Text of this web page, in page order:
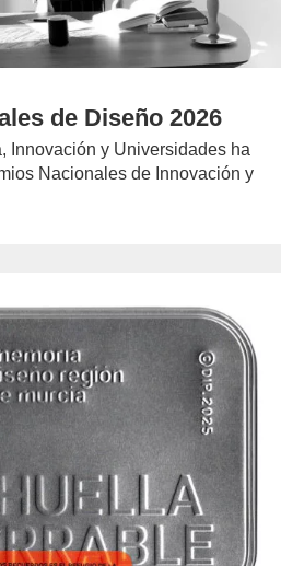
de Diseño 2026
Innovación y Universidades ha
Nacionales de Innovación y